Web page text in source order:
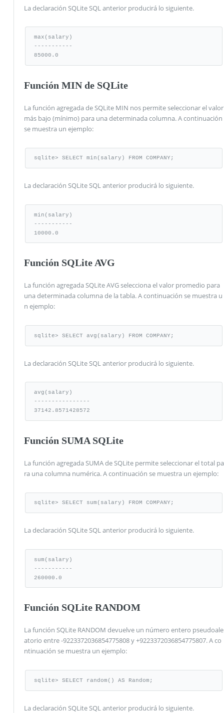
La declaración SQLite SQL anterior producirá lo siguiente.
max(salary)
-----------
85000.0
Función MIN de SQLite
La función agregada de SQLite MIN nos permite seleccionar el valor
más bajo (mínimo) para una determinada columna. A continuación
se muestra un ejemplo:
sqlite> SELECT min(salary) FROM COMPANY;
La declaración SQLite SQL anterior producirá lo siguiente.
min(salary)
-----------
10000.0
Función SQLite AVG
La función agregada SQLite AVG selecciona el valor promedio para
una determinada columna de la tabla. A continuación se muestra u
n ejemplo:
sqlite> SELECT avg(salary) FROM COMPANY;
La declaración SQLite SQL anterior producirá lo siguiente.
avg(salary)
----------------
37142.8571428572
Función SUMA SQLite
La función agregada SUMA de SQLite permite seleccionar el total pa
ra una columna numérica. A continuación se muestra un ejemplo:
sqlite> SELECT sum(salary) FROM COMPANY;
La declaración SQLite SQL anterior producirá lo siguiente.
sum(salary)
-----------
260000.0
Función SQLite RANDOM
La función SQLite RANDOM devuelve un número entero pseudoale
atorio entre -9223372036854775808 y +9223372036854775807. A co
ntinuación se muestra un ejemplo:
sqlite> SELECT random() AS Random;
La declaración SQLite SQL anterior producirá lo siguiente.